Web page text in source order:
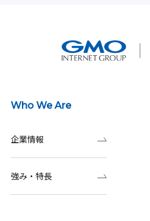
Who We Are
企業情報
強み・特長